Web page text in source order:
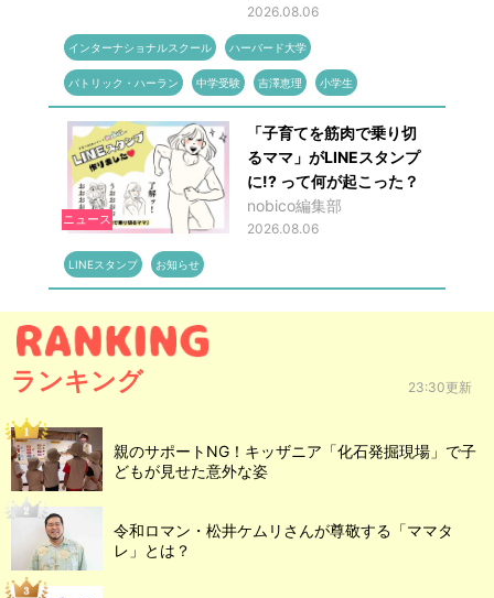
2026.08.06
インターナショナルスクール ハーバード大学
パトリック・ハーラン 中学受験 吉澤恵理 小学生
ニュース
「子育てを筋肉で乗り切
るママ」がLINEスタンプ
に!? って何が起こった？
nobico編集部
2026.08.06
LINEスタンプ お知らせ
ランキング 23:30更新
親のサポートNG！キッザニア「化石発掘現場」で子
どもが見せた意外な姿
令和ロマン・松井ケムリさんが尊敬する「ママタ
レ」とは？